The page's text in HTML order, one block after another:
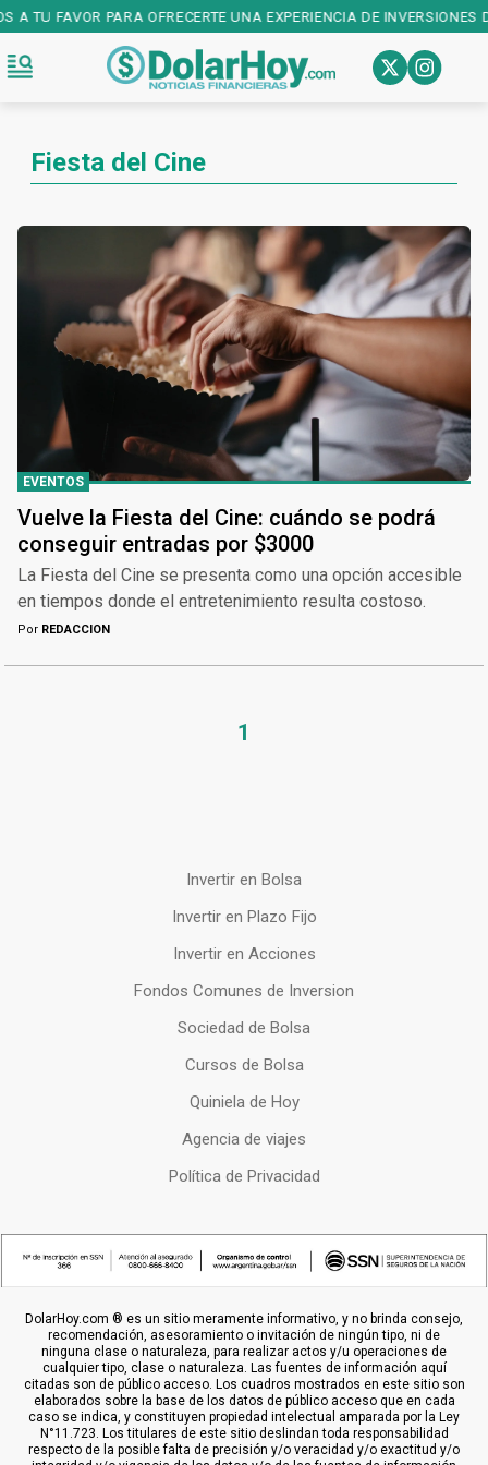
TU FAVOR PARA OFRECERTE UNA EXPERIENCIA DE INVERSIONES
Fiesta del Cine
EVENTOS
Vuelve la Fiesta del Cine: cuándo se podrá
conseguir entradas por $3000
La Fiesta del Cine se presenta como una opción accesible
en tiempos donde el entretenimiento resulta costoso.
Por REDACCION
1
Invertir en Bolsa
Invertir en Plazo Fijo
Invertir en Acciones
Fondos Comunes de Inversion
Sociedad de Bolsa
Cursos de Bolsa
Quiniela de Hoy
Agencia de viajes
Política de Privacidad
DolarHoy.com ® es un sitio meramente informativo, y no brinda consejo,
recomendación, asesoramiento o invitación de ningún tipo, ni de
ninguna clase o naturaleza, para realizar actos y/u operaciones de
cualquier tipo, clase o naturaleza. Las fuentes de información aquí
citadas son de público acceso. Los cuadros mostrados en este sitio son
elaborados sobre la base de los datos de público acceso que en cada
caso se indica, y constituyen propiedad intelectual amparada por la Ley
N°11.723. Los titulares de este sitio deslindan toda responsabilidad
respecto de la posible falta de precisión y/o veracidad y/o exactitud y/o